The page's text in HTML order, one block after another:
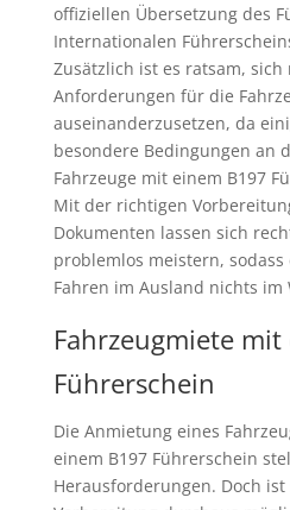
offiziellen Übersetzung des
Internationalen
Zusätzlich ist es ratsam,
Anforderungen für die
auseinanderzusetzen, da
besondere Bedingungen an
Fahrzeuge mit einem B197
Mit der richtigen
Dokumenten lassen sich
problemlos meistern,
Fahren im Ausland nichts im
Fahrzeugmiete mit
Führerschein
Die Anmietung eines
einem B197 Führerschein
Herausforderungen. Doch